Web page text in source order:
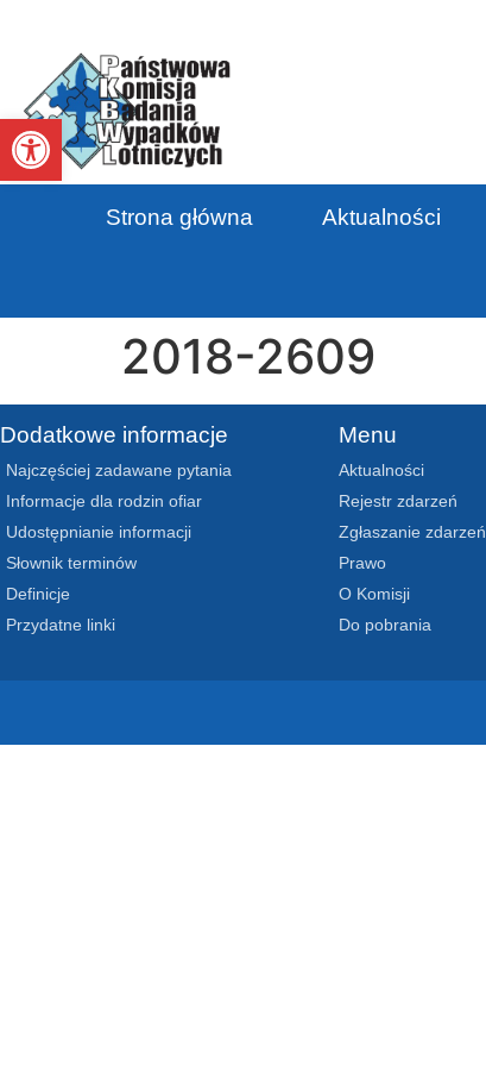
Otwórz pasek narzędzi
Strona główna Aktualności
2018-2609
Dodatkowe informacje
Najczęściej zadawane pytania
Informacje dla rodzin ofiar
Udostępnianie informacji
Słownik terminów
Definicje
Przydatne linki
Menu
Aktualności
Rejestr zdarzeń
Zgłaszanie zdarzeń
Prawo
O Komisji
Do pobrania